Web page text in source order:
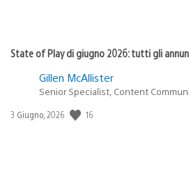
State of Play di giugno 2026: tutti gli
Gillen McAllister
Senior Specialist, Content
Data
3 Giugno, 2026 16